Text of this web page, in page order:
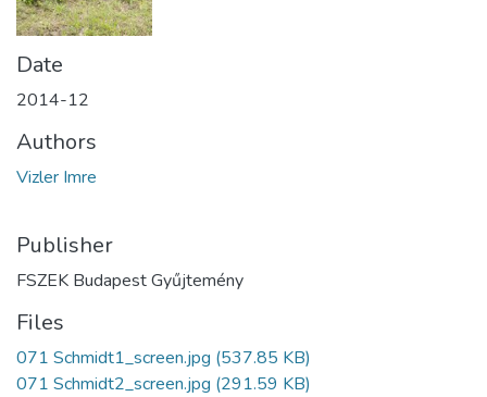
Date
2014-12
Authors
Vizler Imre
Publisher
FSZEK Budapest Gyűjtemény
Files
071 Schmidt1_screen.jpg (537.85 KB)
071 Schmidt2_screen.jpg (291.59 KB)